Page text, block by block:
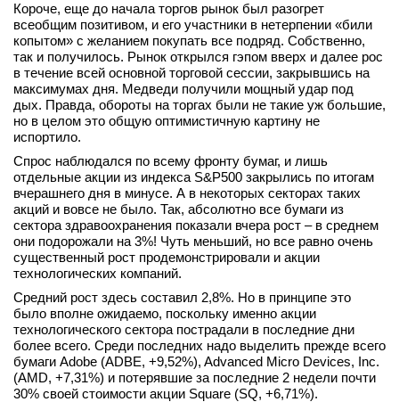
Короче, еще до начала торгов рынок был разогрет
всеобщим позитивом, и его участники в нетерпении «били
копытом» с желанием покупать все подряд. Собственно,
так и получилось. Рынок открылся гэпом вверх и далее рос
в течение всей основной торговой сессии, закрывшись на
максимумах дня. Медведи получили мощный удар под
дых. Правда, обороты на торгах были не такие уж большие,
но в целом это общую оптимистичную картину не
испортило.
Спрос наблюдался по всему фронту бумаг, и лишь
отдельные акции из индекса S&P500 закрылись по итогам
вчерашнего дня в минусе. А в некоторых секторах таких
акций и вовсе не было. Так, абсолютно все бумаги из
сектора здравоохранения показали вчера рост – в среднем
они подорожали на 3%! Чуть меньший, но все равно очень
существенный рост продемонстрировали и акции
технологических компаний.
Средний рост здесь составил 2,8%. Но в принципе это
было вполне ожидаемо, поскольку именно акции
технологического сектора пострадали в последние дни
более всего. Среди последних надо выделить прежде всего
бумаги Adobe (ADBE, +9,52%), Advanced Micro Devices, Inc.
(AMD, +7,31%) и потерявшие за последние 2 недели почти
30% своей стоимости акции Square (SQ, +6,71%).